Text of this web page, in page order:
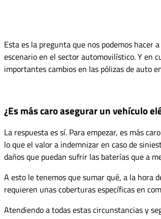
Esta es la pregunta que nos podemos
escenario en el sector automovilístico. Y en
importantes cambios en las pólizas de auto
¿Es más caro asegurar un vehículo
La respuesta es sí. Para empezar, es más
lo que el valor a indemnizar en caso de
daños que puedan sufrir las baterías que a
A esto le tenemos que sumar qué, a la hora
requieren unas coberturas específicas en
Atendiendo a todas estas circunstancias y